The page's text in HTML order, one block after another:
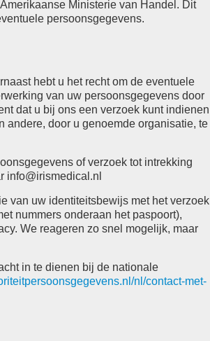
Ministerie van Handel. Dit
persoonsgegevens.
hebt u het recht om de eventuele
van uw persoonsgegevens door
dat u bij ons een verzoek kunt indienen
andere, door u genoemde organisatie, te
of verzoek tot intrekking
info@irismedical.nl
van uw identiteitsbewijs met het verzoek
nummers onderaan het paspoort),
We reageren zo snel mogelijk, maar
in te dienen bij de nationale
nl/contact-met-